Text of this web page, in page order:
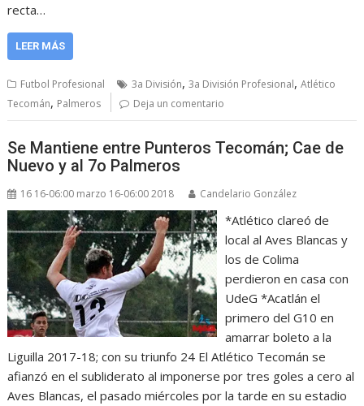
recta…
LEER MÁS
Futbol Profesional 3a División,3a División Profesional,Atlético
Tecomán, Palmeros Deja un comentario
Se Mantiene entre Punteros Tecomán; Cae de
Nuevo y al 7o Palmeros
16 16-06:00 marzo 16-06:00 2018 Candelario González
*Atlético clareó de
local al Aves Blancas y
los de Colima
perdieron en casa con
UdeG *Acatlán el
primero del G10 en
amarrar boleto a la
Liguilla 2017-18; con su triunfo 24 El Atlético Tecomán se
afianzó en el subliderato al imponerse por tres goles a cero al
Aves Blancas, el pasado miércoles por la tarde en su estadio